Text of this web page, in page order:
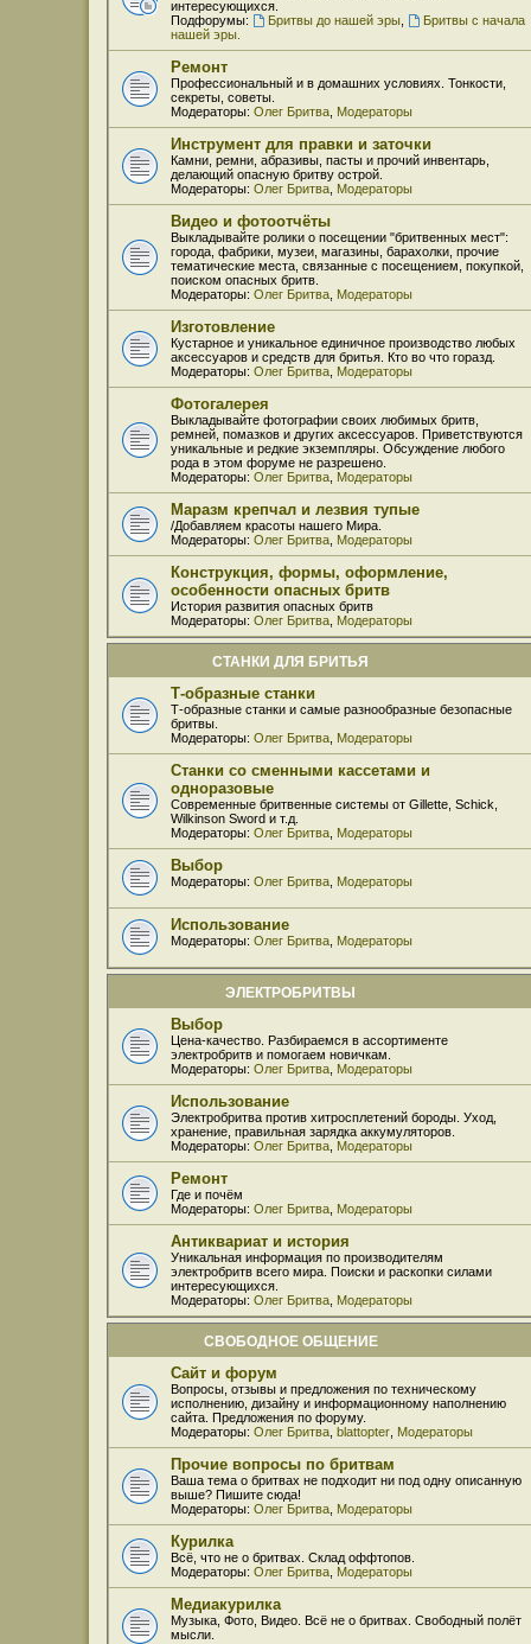
интересующихся.
Подфорумы:
Бритвы до нашей эры,
Бритвы с начала
нашей эры.
Ремонт
Профессиональный и в домашних условиях. Тонкости,
секреты, советы.
Модераторы: Олег Бритва Модераторы
Инструмент для правки и заточки
Камни, ремни, абразивы, пасты и прочий инвентарь,
делающий опасную бритву острой.
Модераторы: Олег Бритва Модераторы
Видео и фотоотчёты
Выкладывайте ролики о посещении "бритвенных мест":
города, фабрики, музеи, магазины, барахолки, прочие
тематические места, связанные с посещением, покупкой,
поиском опасных бритв.
Модераторы: Олег Бритва Модераторы
Изготовление
Кустарное и уникальное единичное производство любых
аксессуаров и средств для бритья. Кто во что горазд.
Модераторы: Олег Бритва Модераторы
Фотогалерея
Выкладывайте фотографии своих любимых бритв,
ремней, помазков и других аксессуаров. Приветствуются
уникальные и редкие экземпляры. Обсуждение любого
рода в этом форуме не разрешено.
Модераторы: Олег Бритва Модераторы
Маразм крепчал и лезвия тупые
/Добавляем красоты нашего Мира.
Модераторы: Олег Бритва Модераторы
Конструкция, формы, оформление,
особенности опасных бритв
История развития опасных бритв
Модераторы: Олег Бритва Модераторы
СТАНКИ ДЛЯ БРИТЬЯ
Т-образные станки
Т-образные станки и самые разнообразные безопасные
бритвы.
Модераторы: Олег Бритва Модераторы
Станки со сменными кассетами и
одноразовые
Современные бритвенные системы от Gillette, Schick,
Wilkinson Sword и т.д.
Модераторы: Олег Бритва Модераторы
Выбор
Модераторы: Олег Бритва Модераторы
Использование
Модераторы: Олег Бритва Модераторы
ЭЛЕКТРОБРИТВЫ
Выбор
Цена-качество. Разбираемся в ассортименте
электробритв и помогаем новичкам.
Модераторы: Олег Бритва Модераторы
Использование
Электробритва против хитросплетений бороды. Уход,
хранение, правильная зарядка аккумуляторов.
Модераторы: Олег Бритва Модераторы
Ремонт
Где и почём
Модераторы: Олег Бритва Модераторы
Антиквариат и история
Уникальная информация по производителям
электробритв всего мира. Поиски и раскопки силами
интересующихся.
Модераторы: Олег Бритва Модераторы
СВОБОДНОЕ ОБЩЕНИЕ
Сайт и форум
Вопросы, отзывы и предложения по техническому
исполнению, дизайну и информационному наполнению
сайта. Предложения по форуму.
Модераторы: Олег Бритва blattopter Модераторы
Прочие вопросы по бритвам
Ваша тема о бритвах не подходит ни под одну описанную
выше? Пишите сюда!
Модераторы: Олег Бритва Модераторы
Курилка
Всё, что не о бритвах. Склад оффтопов.
Модераторы: Олег Бритва Модераторы
Медиакурилка
Музыка, Фото, Видео. Всё не о бритвах. Свободный полёт
мысли.